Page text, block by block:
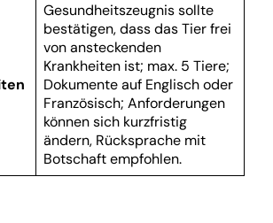
Gesundheitszeugnis sollte
bestätigen, dass das Tier frei
von ansteckenden
Krankheiten ist; max. 5 Tiere;
Dokumente auf Englisch oder
Französisch; Anforderungen
können sich kurzfristig
ändern, Rücksprache mit
Botschaft empfohlen.